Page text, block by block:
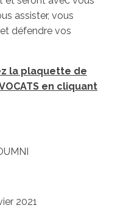
assister, vous
défendre vos
la plaquette de
en cliquant
2021